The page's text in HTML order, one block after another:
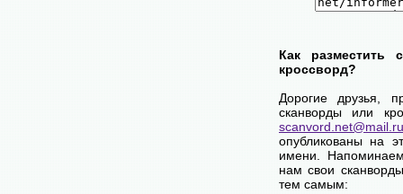
Как разместить
кроссворд?
Дорогие друзья,
сканворды или
scanvord.net@mail.ru
опубликованы на
имени.
нам свои
тем самым: